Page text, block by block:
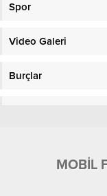
Spor
Video Galeri
Burçlar
MOBİL